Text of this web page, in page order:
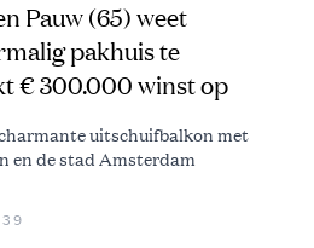
Pauw (65) weet
pakhuis te
€ 300.000 winst op
uitschuifbalkon met
en de stad Amsterdam